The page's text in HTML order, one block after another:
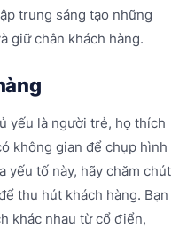
trung sáng tạo những
giữ chân khách hàng.
yếu là người trẻ, họ thích
không gian để chụp hình
yếu tố này, hãy chăm chút
thu hút khách hàng. Bạn
khác nhau từ cổ điển,